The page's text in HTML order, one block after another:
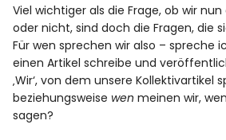
Viel wichtiger als die Frage, ob wir
oder nicht, sind doch die Fragen, die
Für wen sprechen wir also – spreche
einen Artikel schreibe und
‚Wir‘, von dem unsere Kollektivartikel
beziehungsweisewenmeinen wir,
sagen?